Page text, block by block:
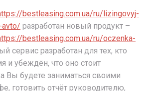
bestleasing.com.ua/ru/lizingovyj-
avto/ разработан новый продукт –
bestleasing.com.ua/ru/oczenka-
сервис разработан для тех, кто
и убеждён, что оно стоит
Вы будете заниматься своими
готовить отчёт руководителю,